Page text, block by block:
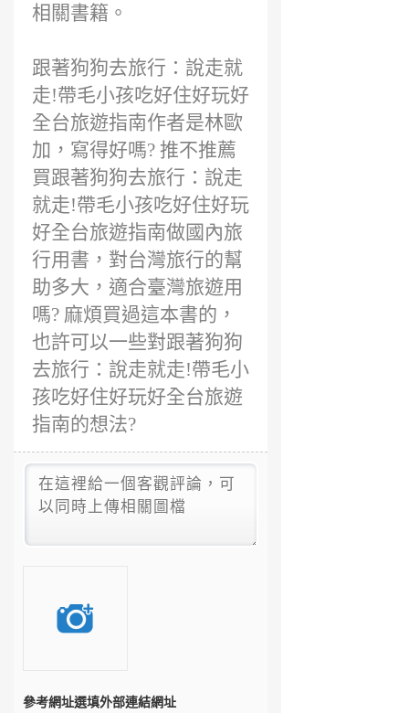
相關書籍。
跟著狗狗去旅行：說走就
走!帶毛小孩吃好住好玩好
全台旅遊指南作者是林歐
加，寫得好嗎? 推不推薦
買跟著狗狗去旅行：說走
就走!帶毛小孩吃好住好玩
好全台旅遊指南做國內旅
行用書，對台灣旅行的幫
助多大，適合臺灣旅遊用
嗎? 麻煩買過這本書的，
也許可以一些對跟著狗狗
去旅行：說走就走!帶毛小
孩吃好住好玩好全台旅遊
指南的想法?
參考網址選填外部連結網址